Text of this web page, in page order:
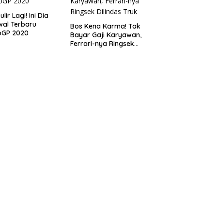
Lagi! Ini Dia
Terbaru
2020
Bos Kena Karma! Tak
Bayar Gaji Karyawan,
Ferrari-nya Ringsek